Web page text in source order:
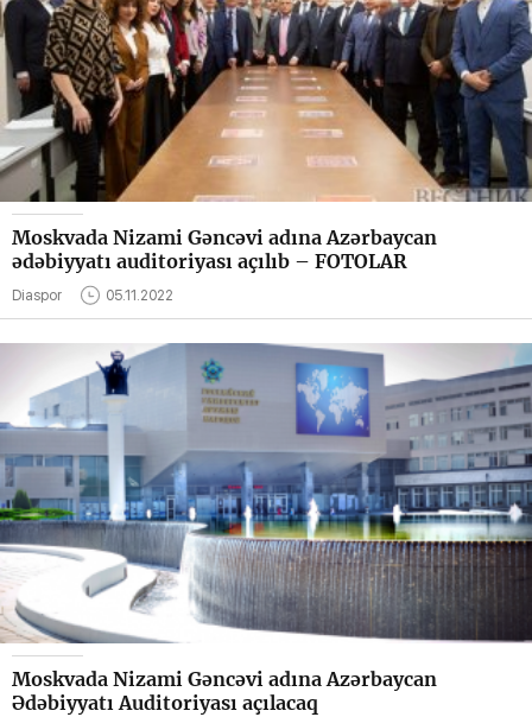
Moskvada Nizami Gəncəvi adına Azərbaycan
ədəbiyyatı auditoriyası açılıb – FOTOLAR
Diaspor 05.11.2022
Moskvada Nizami Gəncəvi adına Azərbaycan
Ədəbiyyatı Auditoriyası açılacaq